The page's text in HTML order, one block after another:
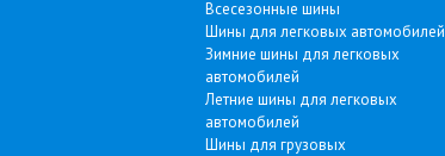
Всесезонные шины
Шины для легковых автомобилей
Зимние шины для легковых
автомобилей
Летние шины для легковых
автомобилей
Шины для грузовых